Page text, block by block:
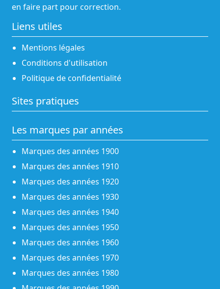
en faire part pour correction.
Liens utiles
Mentions légales
Conditions d'utilisation
Politique de confidentialité
Sites pratiques
Les marques par années
Marques des années 1900
Marques des années 1910
Marques des années 1920
Marques des années 1930
Marques des années 1940
Marques des années 1950
Marques des années 1960
Marques des années 1970
Marques des années 1980